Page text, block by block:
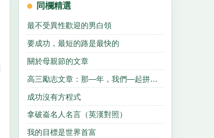
同欄精選
最不受異性歡迎的男白領
要成功，最短的路是最快的
關於母親節的文章
高三勵志文章：那—年，我們—起拼搏的青春
成功沒有方程式
拿破崙名人名言（英漢對照）
我的目標是世界首富